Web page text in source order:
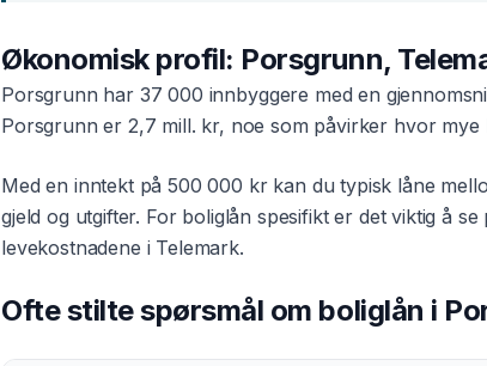
Økonomisk profil: Porsgrunn,
Porsgrunn har 37 000 innbyggere med en
Porsgrunn er 2,7 mill. kr, noe som påvirker hvor
Med en inntekt på500 000 krkan du typisk låne
gjeld og utgifter. For boliglån spesifikt er det viktig å
levekostnadene i Telemark.
Ofte stilte spørsmål om boliglån i